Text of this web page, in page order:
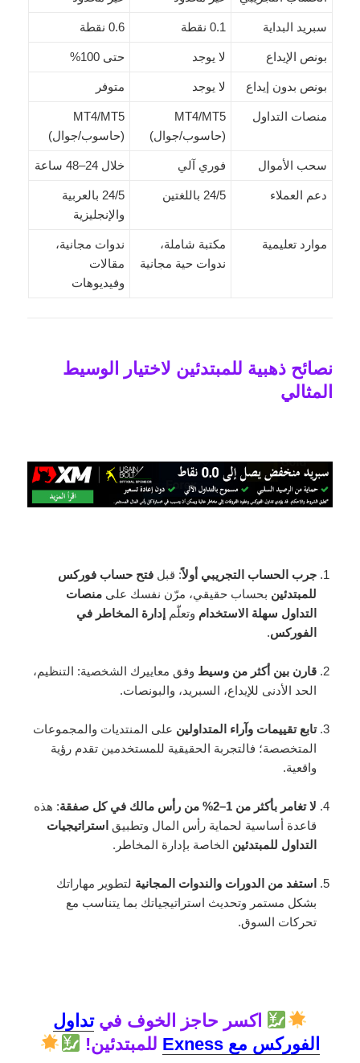
سبريد البداية 0.1 نقطة 0.6 نقطة
بونص الإيداع لا يوجد حتى 100%
بونص بدون إيداع لا يوجد متوفر
منصات التداول
MT4/MT5
(حاسوب/جوال)
MT4/MT5
(حاسوب/جوال)
سحب الأموال فوري آلي خلال 24–48 ساعة
دعم العملاء 24/5 باللغتين
24/5 بالعربية
والإنجليزية
موارد تعليمية
مكتبة شاملة،
ندوات حية مجانية
ندوات مجانية،
مقالات
وفيديوهات
نصائح ذهبية للمبتدئين لاختيار الوسيط
المثالي
جرب الحساب التجريبي أولاً: قبلفتح حساب فوركس
للمبتدئين بحساب حقيقي، مرّن نفسك علىمنصات
التداول سهلة الاستخدام وتعلّم إدارة المخاطر في
الفوركس.
قارن بين أكثر من وسيط وفق معاييرك الشخصية: التنظيم،
الحد الأدنى للإيداع، السبريد، والبونصات.
تابع تقييمات وآراء المتداولين على المنتديات والمجموعات
المتخصصة؛ فالتجربة الحقيقية للمستخدمين تقدم رؤية
واقعية.
لا تغامر بأكثر من 1–2% من رأس مالك في كل صفقة
: هذه
قاعدة أساسية لحماية رأس المال وتطبيق استراتيجيات
التداول للمبتدئين الخاصة بإدارة المخاطر.
استفد من الدورات والندوات المجانية لتطوير مهاراتك
بشكل مستمر وتحديث استراتيجياتك بما يتناسب مع
تحركات السوق.
اكسر حاجز الخوف فيتداول
الفوركس مع Exness
للمبتدئين!